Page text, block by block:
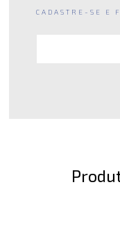
CADASTRE-SE E